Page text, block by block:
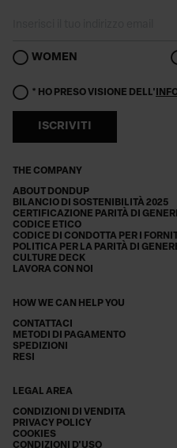
THE COMPANY
ABOUT DONDUP
BILANCIO DI SOSTENIBILITÀ 2025
CERTIFICAZIONE PARITÀ DI
CODICE ETICO
CODICE DI CONDOTTA PER I
POLITICA PER LA PARITÀ DI
CULTURE DECK
LAVORA CON NOI
HOW WE CAN HELP YOU
CONTATTACI
METODI DI PAGAMENTO
SPEDIZIONI
RESI
LEGAL AREA
CONDIZIONI DI VENDITA
PRIVACY POLICY
COOKIES
CONDIZIONI D'USO
WOMEN
* HO PRESO VISIONE DELL'
ISCRIVITI